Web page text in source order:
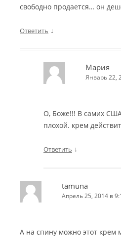
свободно продается… он
Ответить ↓
Мария
Январь 22,
О, Боже!!! В самих
плохой. крем
Ответить ↓
tamuna
Апрель 25, 2014 в
А на спину можно этот крем